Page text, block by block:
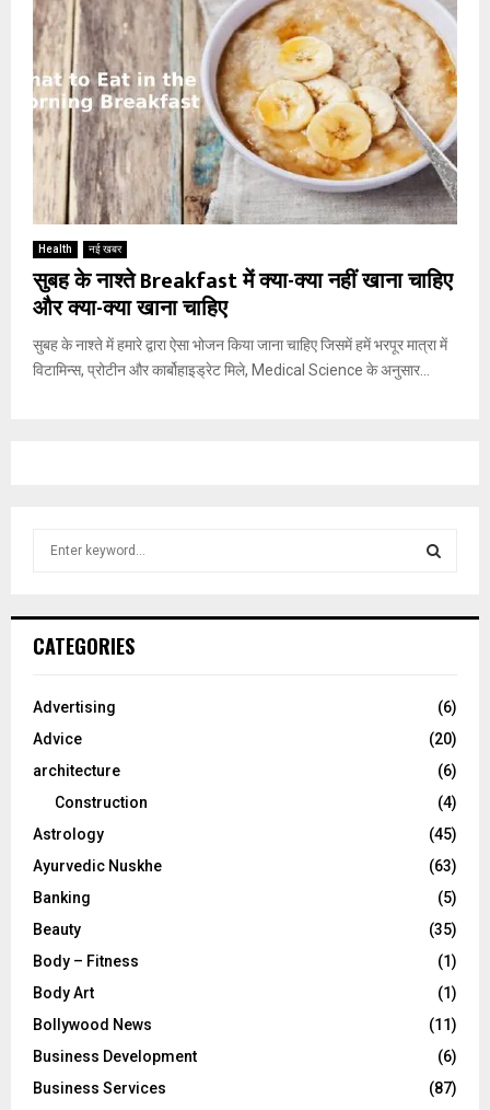
Health नई खबर
सुबह के नाश्ते Breakfast में क्या-क्या नहीं खाना चाहिए
और क्या-क्या खाना चाहिए
सुबह के नाश्ते में हमारे द्वारा ऐसा भोजन किया जाना चाहिए जिसमें हमें भरपूर मात्रा में
विटामिन्स, प्रोटीन और कार्बोहाइड्रेट मिले, Medical Science के अनुसार...
h
o
:
CATEGORIES
Advertising
(6)
Advice
(20)
architecture
(6)
Construction
(4)
Astrology
(45)
Ayurvedic Nuskhe
(63)
Banking
(5)
Beauty
(35)
Body – Fitness
(1)
Body Art
(1)
Bollywood News
(11)
Business Development
(6)
Business Services
(87)